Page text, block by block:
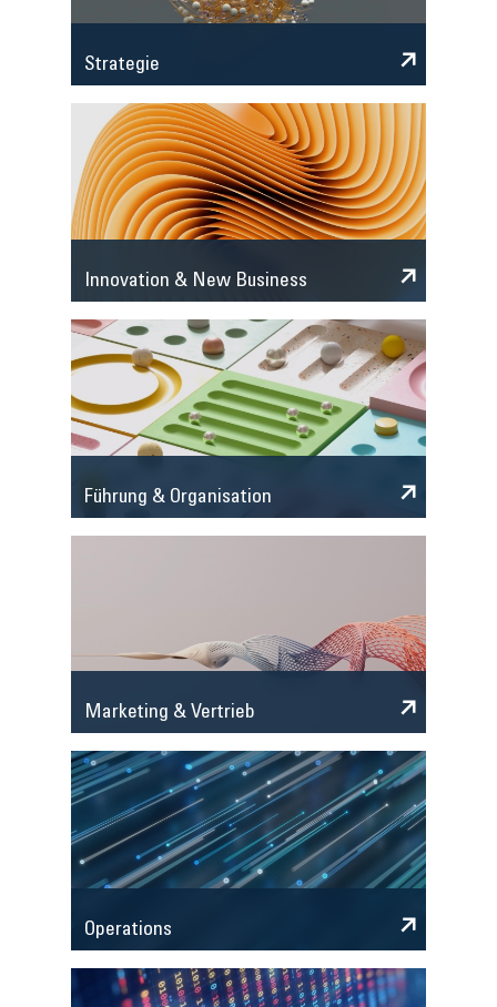
Strategie
Innovation & New Business
Führung & Organisation
Marketing & Vertrieb
Operations